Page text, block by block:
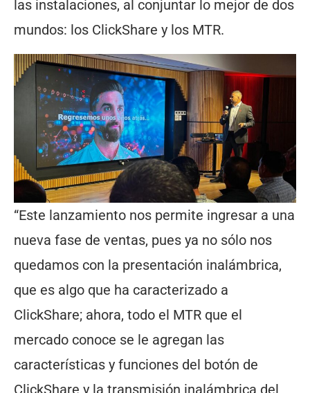
las instalaciones, al conjuntar lo mejor de dos
mundos: los ClickShare y los MTR.
“Este lanzamiento nos permite ingresar a una
nueva fase de ventas, pues ya no sólo nos
quedamos con la presentación inalámbrica,
que es algo que ha caracterizado a
ClickShare; ahora, todo el MTR que el
mercado conoce se le agregan las
características y funciones del botón de
ClickShare y la transmisión inalámbrica del